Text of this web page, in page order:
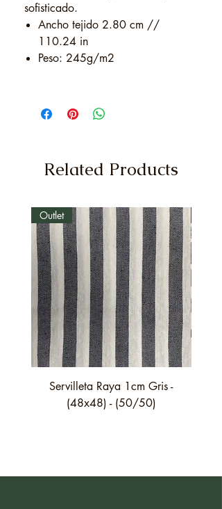
sofisticado.
Ancho tejido 2.80 cm //
110.24 in
Peso: 245g/m2
Related Products
Outlet
Servilleta Raya 1cm Gris -
(48x48) - (50/50)